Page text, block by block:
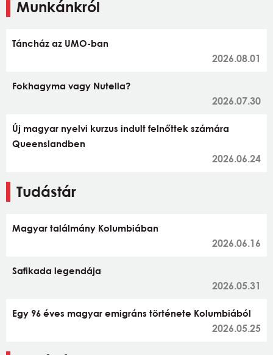
Munkánkról
Táncház az UMO-ban
2026.08.01
Fokhagyma vagy Nutella?
2026.07.30
Új magyar nyelvi kurzus indult felnőttek számára
Queenslandben
2026.06.24
Tudástár
Magyar találmány Kolumbiában
2026.06.16
Safikada legendája
2026.05.31
Egy 96 éves magyar emigráns története Kolumbiából
2026.05.25